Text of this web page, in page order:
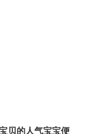
贝的人气宝宝便